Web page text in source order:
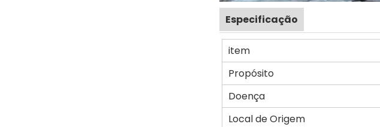
Especificação
item
Propósito
Doença
Local de Origem